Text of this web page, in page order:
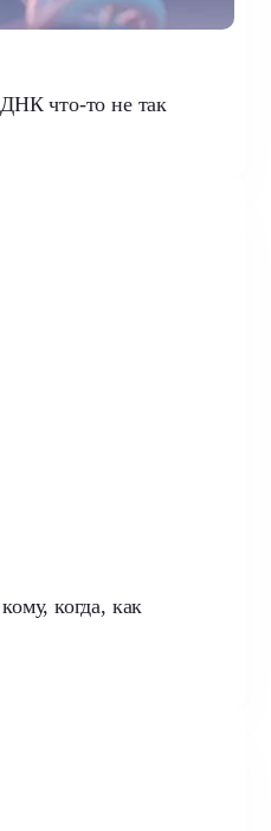
что-то не так
когда, как